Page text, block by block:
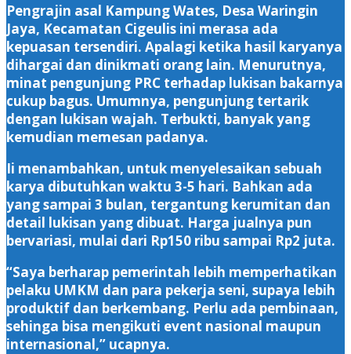
Pengrajin asal Kampung Wates, Desa Waringin
Jaya, Kecamatan Cigeulis ini merasa ada
kepuasan tersendiri. Apalagi ketika hasil karyanya
dihargai dan dinikmati orang lain. Menurutnya,
minat pengunjung PRC terhadap lukisan bakarnya
cukup bagus. Umumnya, pengunjung tertarik
dengan lukisan wajah. Terbukti, banyak yang
kemudian memesan padanya.
Ii menambahkan, untuk menyelesaikan sebuah
karya dibutuhkan waktu 3-5 hari. Bahkan ada
yang sampai 3 bulan, tergantung kerumitan dan
detail lukisan yang dibuat. Harga jualnya pun
bervariasi, mulai dari Rp150 ribu sampai Rp2 juta.
“Saya berharap pemerintah lebih memperhatikan
pelaku UMKM dan para pekerja seni, supaya lebih
produktif dan berkembang. Perlu ada pembinaan,
sehinga bisa mengikuti event nasional maupun
internasional,” ucapnya.